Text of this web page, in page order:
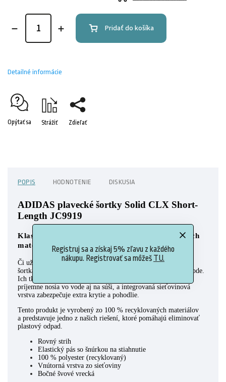
Registruj sa a získaj 5% zľavu z každého
nákupu. Registrovať sa môžeš TU.
Pridať do košíka
Detailné informácie
Opýtať sa Strážiť Zdieľať
POPIS HODNOTENIE DISKUSIA
ADIDAS plavecké šortky Solid CLX Short-
Length JC9919
Klasické plavecké šortky s obsahom recyklovaných
materiálov.
Či už sa chystáš k bazénu alebo na pláž, v týchto plaveckých
šortkách adidas si naplno užiješ každú sekundu strávenú pri vode.
Ich tkaná konštrukcia je ľahká a rýchlo schne, vďaka čomu sa
príjemne nosia vo vode aj na súši, a integrovaná sieťovinová
vrstva zabezpečuje extra krytie a pohodlie.
Tento produkt je vyrobený zo 100 % recyklovaných materiálov
a predstavuje jedno z našich riešení, ktoré pomáhajú eliminovať
plastový odpad.
Rovný strih
Elastický pás so šnúrkou na stiahnutie
100 % polyester (recyklovaný)
Vnútorná vrstva zo sieťoviny
Bočné švové vrecká